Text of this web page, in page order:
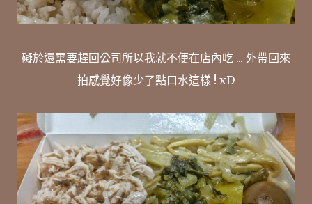
礙於還需要趕回公司所以我就不便在店內吃 ... 外帶回來
拍感覺好像少了點口水這樣 ! xD